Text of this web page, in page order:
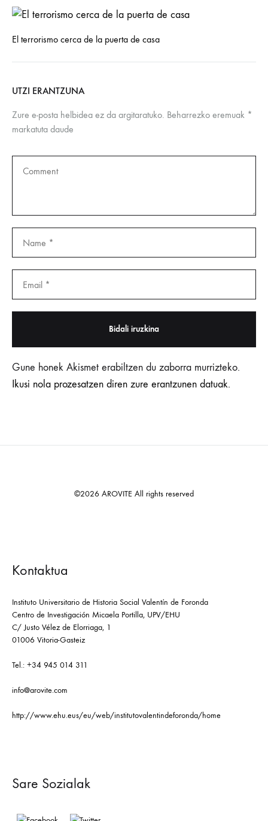
El terrorismo cerca de la puerta de casa
UTZI ERANTZUNA
Zure e-posta helbidea ez da argitaratuko. Beharrezko eremuak *
markatuta daude
Gune honek Akismet erabiltzen du zaborra murrizteko.
Ikusi nola prozesatzen diren zure erantzunen datuak.
©2026 AROVITE All rights reserved
Kontaktua
Instituto Universitario de Historia Social Valentín de Foronda
Centro de Investigación Micaela Portilla, UPV/EHU
C/ Justo Vélez de Elorriaga, 1
01006 Vitoria-Gasteiz
Tel.: +34 945 014 311
info@arovite.com
http://www.ehu.eus/eu/web/institutovalentindeforonda/home
Sare Sozialak